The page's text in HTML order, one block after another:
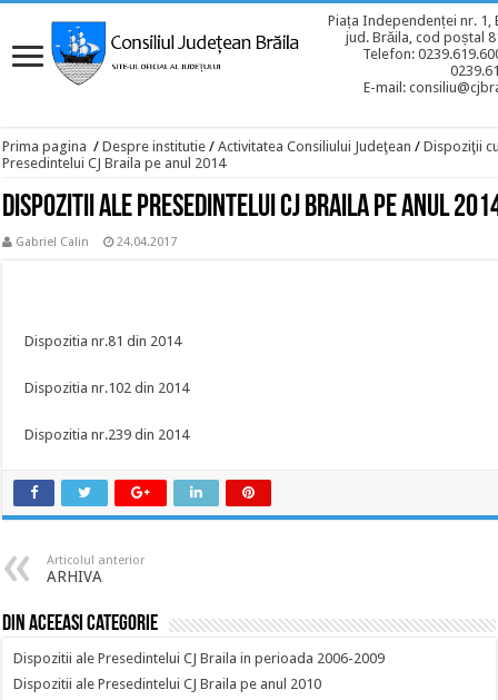
Piața Independenței nr. 1,
jud. Brăila, cod poștal
Telefon:
E-mail:
Prima pagina / Despre institutie / Activitatea Consiliului Judeţean / Dispoziţii
Presedintelui CJ Braila pe anul 2014
Dispozitii ale Presedintelui CJ Braila pe anul
Gabriel Calin 24.04.2017
Dispozitia nr.81 din 2014
Dispozitia nr.102 din 2014
Dispozitia nr.239 din 2014
Articolul anterior
ARHIVA
Din aceeasi categorie
Dispozitii ale Presedintelui CJ Braila in perioada 2006-2009
Dispozitii ale Presedintelui CJ Braila pe anul 2010